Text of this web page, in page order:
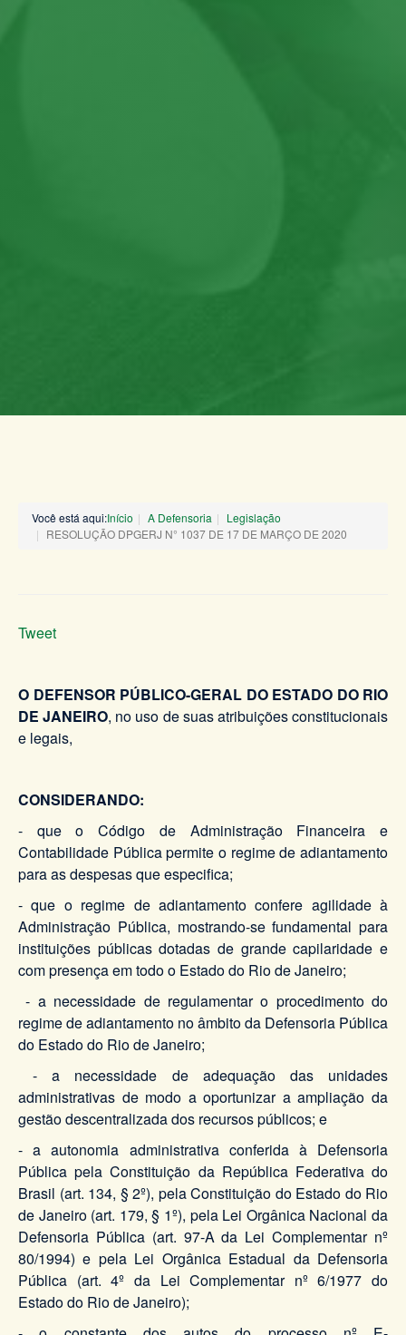
Você está aqui:Início A Defensoria
Legislação
RESOLUÇÃO DPGERJ N° 1037 DE 17 DE MARÇO DE 2020
Tweet
O DEFENSOR PÚBLICO-GERAL DO ESTADO DO RIO
DE JANEIRO​, no uso de suas atribuições constitucionais
e legais,
CONSIDERANDO:
- que o Código de Administração Financeira e
Contabilidade Pública permite o regime de adiantamento
para as despesas que especifica;
- que o regime de adiantamento confere agilidade à
Administração Pública, mostrando-se fundamental para
instituições públicas dotadas de grande capilaridade e
com presença em todo o Estado do Rio de Janeiro;
- a necessidade de regulamentar o procedimento do
regime de adiantamento no âmbito da Defensoria Pública
do Estado do Rio de Janeiro;
- a necessidade de adequação das unidades
administrativas de modo a oportunizar a ampliação da
gestão descentralizada dos recursos públicos; e
- a autonomia administrativa conferida à Defensoria
Pública pela Constituição da República Federativa do
Brasil (art. 134, § 2º), pela Constituição do Estado do Rio
de Janeiro (art. 179, § 1º), pela Lei Orgânica Nacional da
Defensoria Pública (art. 97-A da Lei Complementar nº
80/1994) e pela Lei Orgânica Estadual da Defensoria
Pública (art. 4º da Lei Complementar nº 6/1977 do
Estado do Rio de Janeiro);